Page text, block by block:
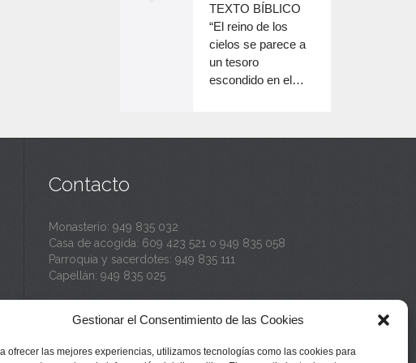
Gestionar el Consentimiento de las Cookies
ofrecer las mejores experiencias, utilizamos tecnologías como las cookies para
o
disminuir
el
TEXTO BÍBLICO
“El reino de los
cielos se parece a
un tesoro
escondido en el…
Contacto
Monasterio: 949 835 032
Casa de acogida: 609 423 521 o 949 835 058
Parroquia y sacerdotes: 949 835 111
Capellán: 949 835 025
Monasterio:monasterio@buenafuente.org
Casa de acogida:acogida@buenafuente.org